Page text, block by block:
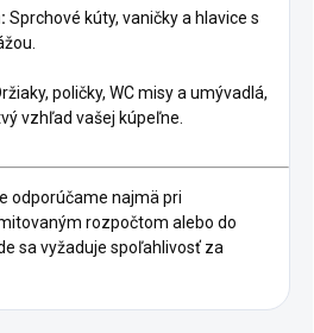
Sprchové kúty, vaničky a hlavice s
poličky, WC misy a umývadlá,
vzhľad vašej kúpeľne.
odporúčame najmä pri
rozpočtom alebo do
sa vyžaduje spoľahlivosť za